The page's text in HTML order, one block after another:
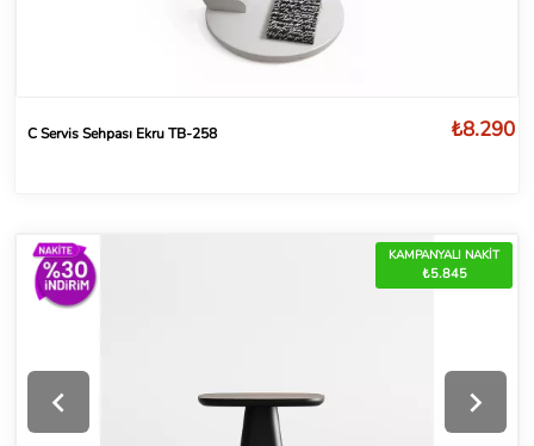
C Servis Sehpası Ekru TB-258 ₺8.290
KAMPANYALI NAKİT
₺5.845